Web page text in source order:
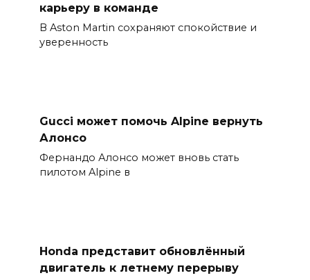
карьеру в команде
В Aston Martin сохраняют спокойствие и
уверенность
Gucci может помочь Alpine вернуть
Алонсо
Фернандо Алонсо может вновь стать
пилотом Alpine в
Honda представит обновлённый
двигатель к летнему перерыву